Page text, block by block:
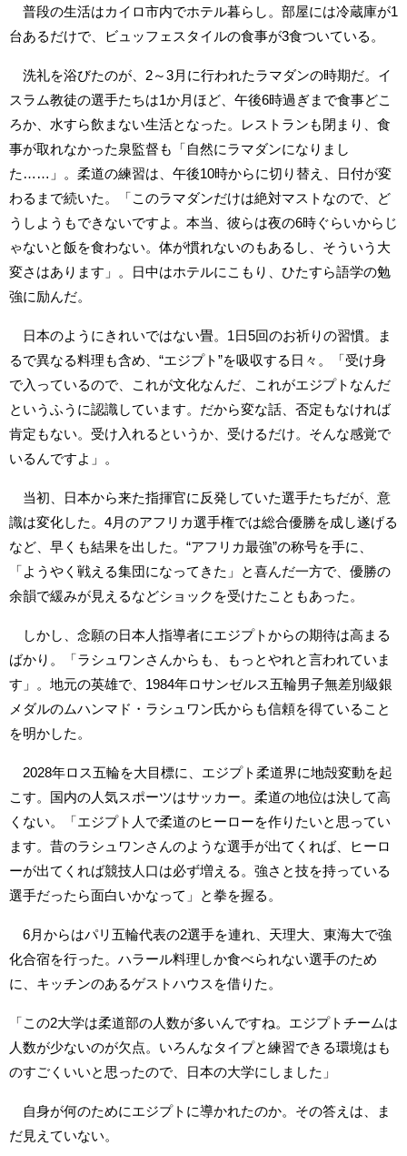
普段の生活はカイロ市内でホテル暮らし。部屋には冷蔵庫が1
台あるだけで、ビュッフェスタイルの食事が3食ついている。
洗礼を浴びたのが、2～3月に行われたラマダンの時期だ。イ
スラム教徒の選手たちは1か月ほど、午後6時過ぎまで食事どこ
ろか、水すら飲まない生活となった。レストランも閉まり、食
事が取れなかった泉監督も「自然にラマダンになりまし
た……」。柔道の練習は、午後10時からに切り替え、日付が変
わるまで続いた。「このラマダンだけは絶対マストなので、ど
うしようもできないですよ。本当、彼らは夜の6時ぐらいからじ
ゃないと飯を食わない。体が慣れないのもあるし、そういう大
変さはあります」。日中はホテルにこもり、ひたすら語学の勉
強に励んだ。
日本のようにきれいではない畳。1日5回のお祈りの習慣。ま
るで異なる料理も含め、“エジプト”を吸収する日々。「受け身
で入っているので、これが文化なんだ、これがエジプトなんだ
というふうに認識しています。だから変な話、否定もなければ
肯定もない。受け入れるというか、受けるだけ。そんな感覚で
いるんですよ」。
当初、日本から来た指揮官に反発していた選手たちだが、意
識は変化した。4月のアフリカ選手権では総合優勝を成し遂げる
など、早くも結果を出した。“アフリカ最強”の称号を手に、
「ようやく戦える集団になってきた」と喜んだ一方で、優勝の
余韻で緩みが見えるなどショックを受けたこともあった。
しかし、念願の日本人指導者にエジプトからの期待は高まる
ばかり。「ラシュワンさんからも、もっとやれと言われていま
す」。地元の英雄で、1984年ロサンゼルス五輪男子無差別級銀
メダルのムハンマド・ラシュワン氏からも信頼を得ていること
を明かした。
2028年ロス五輪を大目標に、エジプト柔道界に地殻変動を起
こす。国内の人気スポーツはサッカー。柔道の地位は決して高
くない。「エジプト人で柔道のヒーローを作りたいと思ってい
ます。昔のラシュワンさんのような選手が出てくれば、ヒーロ
ーが出てくれば競技人口は必ず増える。強さと技を持っている
選手だったら面白いかなって」と拳を握る。
6月からはパリ五輪代表の2選手を連れ、天理大、東海大で強
化合宿を行った。ハラール料理しか食べられない選手のため
に、キッチンのあるゲストハウスを借りた。
「この2大学は柔道部の人数が多いんですね。エジプトチームは
人数が少ないのが欠点。いろんなタイプと練習できる環境はも
のすごくいいと思ったので、日本の大学にしました」
自身が何のためにエジプトに導かれたのか。その答えは、ま
だ見えていない。